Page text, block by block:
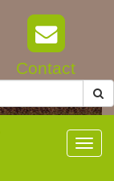
Contact